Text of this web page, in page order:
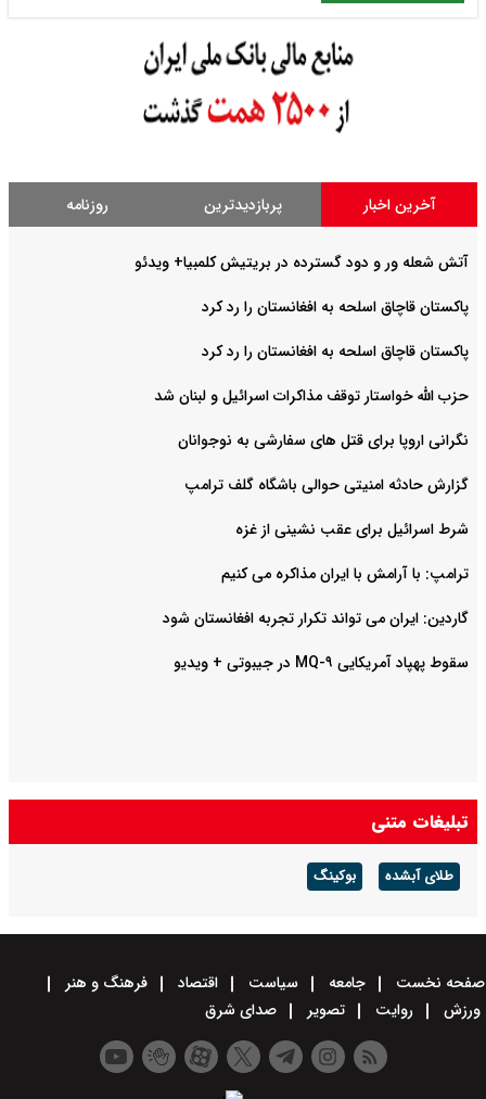
آخرین اخبار پربازدیدترین روزنامه
آتش شعله ور و دود گسترده در بریتیش کلمبیا+ ویدئو
پاکستان قاچاق اسلحه به افغانستان را رد کرد
پاکستان قاچاق اسلحه به افغانستان را رد کرد
حزب الله خواستار توقف مذاکرات اسرائیل و لبنان شد
نگرانی اروپا برای قتل های سفارشی به نوجوانان
گزارش حادثه امنیتی حوالی باشگاه گلف ترامپ
شرط اسرائیل برای عقب نشینی از غزه
ترامپ: با آرامش با ایران مذاکره می کنیم
گاردین: ایران می تواند تکرار تجربه افغانستان شود
سقوط پهپاد آمریکایی MQ-۹ در جیبوتی + ویدیو
تبلیغات متنی
طلای آبشده بوکینگ
صفحه نخست جامعه سیاست اقتصاد
فرهنگ و هنر
ورزش
روایت تصویر صدای شرق